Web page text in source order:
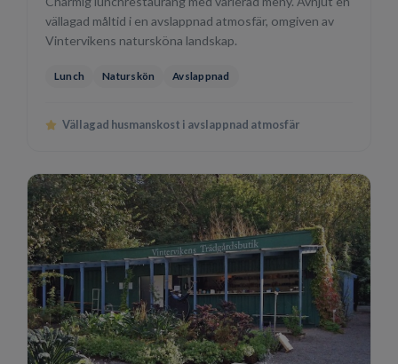
vällagad måltid i en avslappnad atmosfär, omgiven av
Vintervikens natursköna landskap.
Lunch Naturskön Avslappnad
Vällagad husmanskost i avslappnad atmosfär